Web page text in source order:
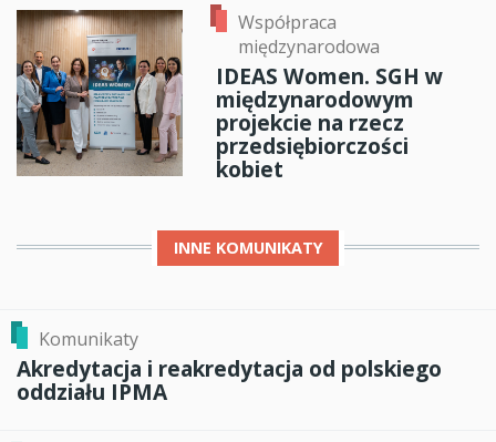
Współpraca
międzynarodowa
IDEAS Women. SGH w
międzynarodowym
projekcie na rzecz
przedsiębiorczości
kobiet
INNE KOMUNIKATY
Komunikaty
Akredytacja i reakredytacja od polskiego
oddziału IPMA